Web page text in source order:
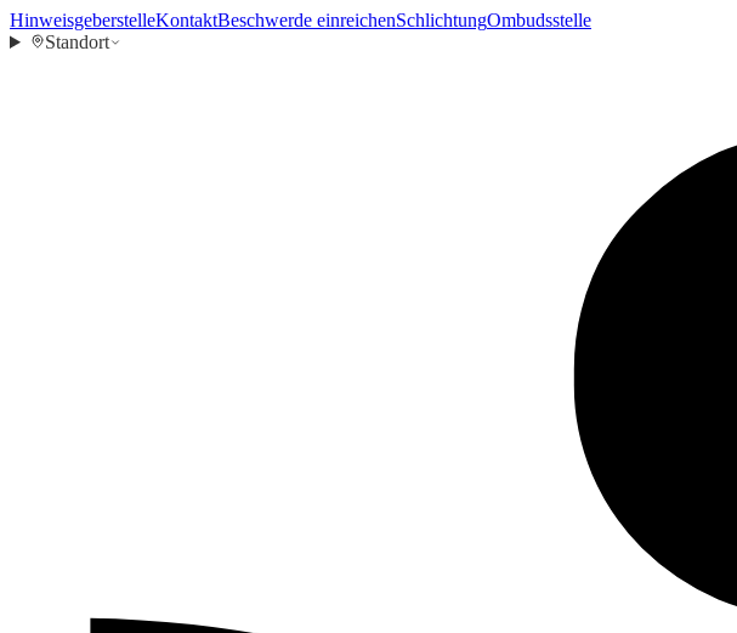
HinweisgeberstelleKontaktBeschwerde einreichenSchlichtungOmbudsstelle
Standort